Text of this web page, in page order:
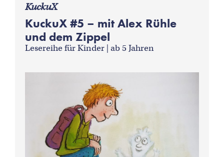
KuckuX
KuckuX #5 – mit Alex Rühle
und dem Zippel
Lesereihe für Kinder | ab 5 Jahren